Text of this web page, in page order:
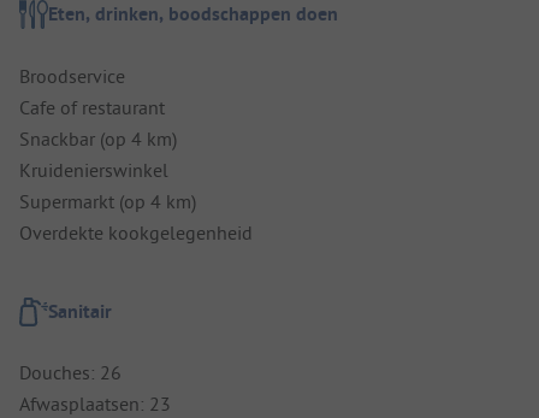
Eten, drinken, boodschappen doen
Broodservice
Cafe of restaurant
Snackbar (op 4 km)
Kruidenierswinkel
Supermarkt (op 4 km)
Overdekte kookgelegenheid
Sanitair
Douches: 26
Afwasplaatsen: 23